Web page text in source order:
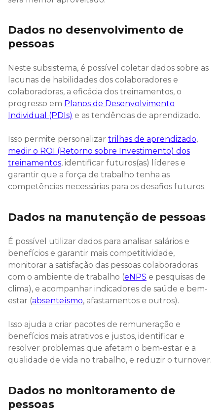
Dados no desenvolvimento de
pessoas
Neste subsistema, é possível coletar dados sobre as
lacunas de habilidades dos colaboradores e
colaboradoras, a eficácia dos treinamentos, o
progresso em Planos de Desenvolvimento
Individual (PDIs) e as tendências de aprendizado.
Isso permite personalizar trilhas de aprendizado,
medir o ROI (Retorno sobre Investimento) dos
treinamentos, identificar futuros(as) líderes e
garantir que a força de trabalho tenha as
competências necessárias para os desafios futuros.
Dados na manutenção de pessoas
É possível utilizar dados para analisar salários e
benefícios e garantir mais competitividade,
monitorar a satisfação das pessoas colaboradoras
com o ambiente de trabalho (eNPS e pesquisas de
clima), e acompanhar indicadores de saúde e bem-
estar (absenteísmo, afastamentos e outros).
Isso ajuda a criar pacotes de remuneração e
benefícios mais atrativos e justos, identificar e
resolver problemas que afetam o bem-estar e a
qualidade de vida no trabalho, e reduzir o turnover.
Dados no monitoramento de
pessoas